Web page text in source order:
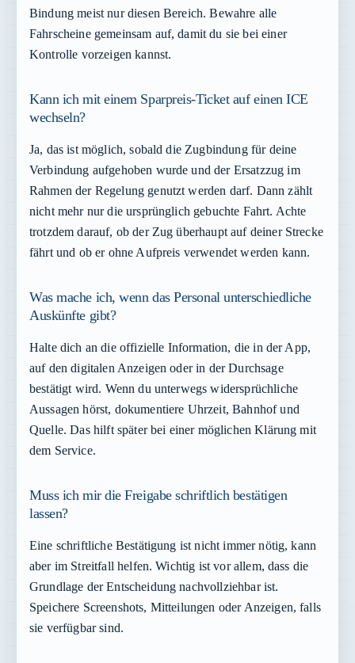
Bindung meist nur diesen Bereich. Bewahre alle
Fahrscheine gemeinsam auf, damit du sie bei einer
Kontrolle vorzeigen kannst.
Kann ich mit einem Sparpreis-Ticket auf einen ICE
wechseln?
Ja, das ist möglich, sobald die Zugbindung für deine
Verbindung aufgehoben wurde und der Ersatzzug im
Rahmen der Regelung genutzt werden darf. Dann zählt
nicht mehr nur die ursprünglich gebuchte Fahrt. Achte
trotzdem darauf, ob der Zug überhaupt auf deiner Strecke
fährt und ob er ohne Aufpreis verwendet werden kann.
Was mache ich, wenn das Personal unterschiedliche
Auskünfte gibt?
Halte dich an die offizielle Information, die in der App,
auf den digitalen Anzeigen oder in der Durchsage
bestätigt wird. Wenn du unterwegs widersprüchliche
Aussagen hörst, dokumentiere Uhrzeit, Bahnhof und
Quelle. Das hilft später bei einer möglichen Klärung mit
dem Service.
Muss ich mir die Freigabe schriftlich bestätigen
lassen?
Eine schriftliche Bestätigung ist nicht immer nötig, kann
aber im Streitfall helfen. Wichtig ist vor allem, dass die
Grundlage der Entscheidung nachvollziehbar ist.
Speichere Screenshots, Mitteilungen oder Anzeigen, falls
sie verfügbar sind.